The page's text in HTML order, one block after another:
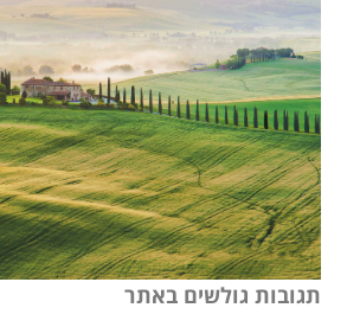
תגובות גולשים באתר